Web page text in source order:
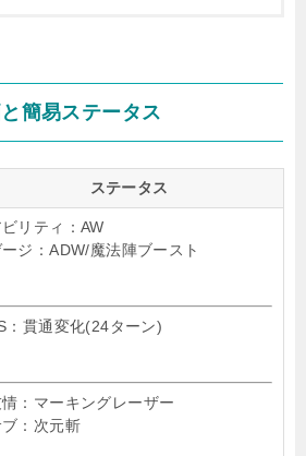
簡易ステータス
ステータス
ビリティ：AW
ジ：ADW/魔法陣ブースト
：貫通変化(24ターン)
：マーキングレーザー
：次元斬